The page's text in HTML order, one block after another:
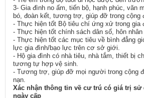
3- Gia đình no ấm, tiến bộ, hạnh phúc, văn
bó, đoàn kết, tương trợ, giúp đỡ trong cộng
- Thực hiện tốt Bộ tiêu chí ứng xử trong gia
- Thực hiện tốt chính sách dân số, hôn
- Thực hiện tốt các mục tiêu về bình đẳng
lực gia đình/bạo lực trên cơ sở giới.
- Hộ gia đình có nhà tiêu, nhà tắm, thiết bị
tương tự hợp vệ sinh.
- Tương trợ, giúp đỡ mọi người trong cộng
nạn.
Xác nhận thông tin về cư trú có giá trị sử
ngày cấp